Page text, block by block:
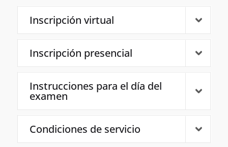
Inscripción virtual
Inscripción presencial
Instrucciones para el día del
examen
Condiciones de servicio